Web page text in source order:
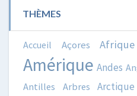
THÈMES
Accueil Açores Afrique
Amérique Andes
Antilles
Arbres Arctique